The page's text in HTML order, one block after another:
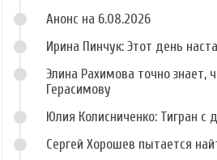
Анонс на 6.08.2026
Ирина Пинчук: Этот день
Элина Рахимова точно знает,
Герасимову
Юлия Колисниченко: Тигран с
Сергей Хорошев пытается